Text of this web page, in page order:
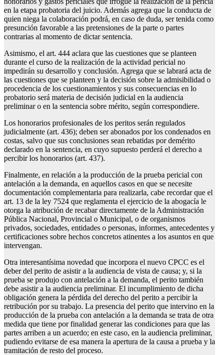
en la etapa probatoria del juicio. Además agrega que la conducta de
quien niega la colaboración podrá, en caso de duda, ser tenida como
presunción favorable a las pretensiones de la parte o partes
contrarias al momento de dictar sentencia.
Asimismo, el art. 444 aclara que las cuestiones que se planteen
durante el curso de la realización de la actividad pericial no
impedirán su desarrollo y conclusión. Agrega que se labrará acta de
las cuestiones que se planteen y la decisión sobre la admisibilidad o
procedencia de los cuestionamientos y sus consecuencias en lo
probatorio será materia de decisión judicial en la audiencia
preliminar o en la sentencia sobre mérito, según correspondiere.
Los honorarios profesionales de los peritos serán regulados
judicialmente (art. 436); deben ser abonados por los condenados en
costas, salvo que sus conclusiones sean rebatidas por demérito
declarado en la sentencia, en cuyo supuesto perderá el derecho a
percibir los honorarios (art. 437).
Finalmente, en relación a la producción de la prueba pericial con
antelación a la demanda, en aquellos casos en que se necesite
documentación complementaria para realizarla, cabe recordar que el
art. 13 de la ley 7524 que reglamenta el ejercicio de la abogacía le
otorga la atribución de recabar directamente de la Administración
Pública Nacional, Provincial o Municipal, o de organismos
privados, sociedades, entidades o personas, informes, antecedentes y
certificaciones sobre hechos concretos atinentes a los asuntos en que
intervengan.
Otra interesantísima novedad que incorpora el nuevo CPCC es el
deber del perito de asistir a la audiencia de vista de causa; y, si la
prueba se produjo con antelación a la demanda, el perito también
debe asistir a la audiencia preliminar. El incumplimiento de dicha
obligación genera la pérdida del derecho del perito a percibir la
retribución por su trabajo. La presencia del perito que intervino en la
producción de la prueba con antelación a la demanda se trata de otra
medida que tiene por finalidad generar las condiciones para que las
partes arriben a un acuerdo; en este caso, en la audiencia preliminar,
pudiendo evitarse de esa manera la apertura de la causa a prueba y la
tramitación de resto del proceso.